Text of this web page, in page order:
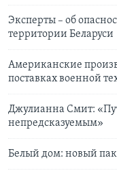
Эксперты – об
территории Беларуси
Американские
поставках военной
Джулианна Смит:
непредсказуемым»
Белый дом: новый